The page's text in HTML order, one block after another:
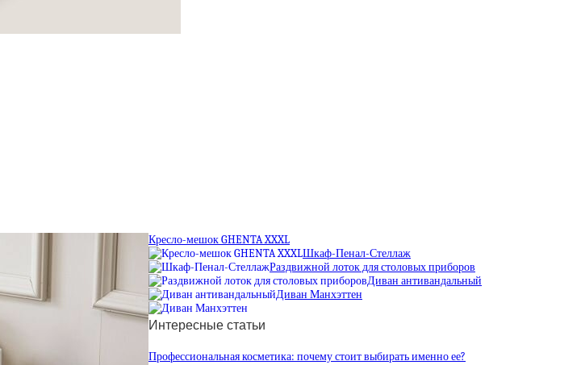
Кресло-мешок GHENTA XXXL
Шкаф-Пенал-Стеллаж
Раздвижной лоток для столовых приборов
Диван антивандальный
Диван Манхэттен
Интересные статьи
Профессиональная косметика: почему стоит выбирать именно ее?